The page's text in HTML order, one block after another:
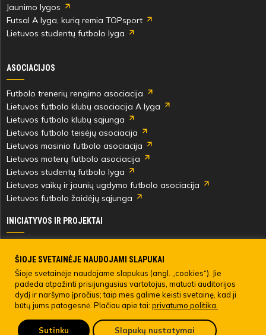
Jaunimo lygos
Futsal A lyga, kurią remia TOPsport
Lietuvos studentų futbolo lyga
ASOCIACIJOS
Futbolo trenerių rengimo asociacija
Lietuvos futbolo klubų asociacija A lyga
Lietuvos futbolo klubų sąjunga
Lietuvos futbolo teisėjų asociacija
Lietuvos masinio futbolo asociacija
Lietuvos moterų futbolo asociacija
Lietuvos studentų futbolo lyga
Lietuvos vaikų ir jaunių ugdymo futbolo asociacija
Lietuvos futbolo žaidėjų sąjunga
INICIATYVOS IR PROJEKTAI
Paramos fondai
Medicinos centras
Live Your Goals
© 2022 LIETUVOS FUTBOLO FEDERACIJA. Visos teisės saugomos.
ŠIOJE SVETAINĖJE NAUDOJAMI SLAPUKAI
Šioje svetainėje naudojame slapukus (angl. „cookies“). Jie
padeda atpažinti prisijungusius vartotojus, matuoti auditorijos
dydį ir naršymo įpročius; taip mes galime keisti svetainę, kad ji
būtų jums patogesnė. Plačiau apie tai: privatumo politika.
Sutinku Slapukų nustatymai